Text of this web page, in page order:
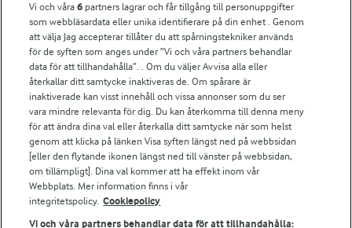
Fler Arlasajter
För ägare
Arlas kundportal
Arla.com
Falbygdens Ost
Arla webbshop
Bildbank
Följ oss
Vi och våra6 partners lagrar och får tillgång till personuppgifter
som webbläsardata eller unika identifierare på din enhet . Genom
att välja Jag accepterar tillåter du att spårningstekniker används
för de syften som anges under ”Vi och våra partners behandlar
data för att tillhandahålla”. . Om du väljer Avvisa alla eller
återkallar ditt samtycke inaktiveras de. Om spårare är
inaktiverade kan visst innehåll och vissa annonser som du ser
vara mindre relevanta för dig. Du kan återkomma till denna meny
för att ändra dina val eller återkalla ditt samtycke när som helst
genom att klicka på länken Visa syften längst ned på webbsidan
[eller den flytande ikonen längst ned till vänster på webbsidan,
om tillämpligt]. Dina val kommer att ha effekt inom vår
Webbplats. Mer information finns i vår
integritetspolicy. Cookiepolicy
Vi och våra partners behandlar data för att tillhandahålla: